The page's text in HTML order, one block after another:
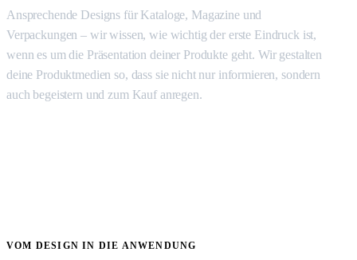
Ansprechende Designs für Kataloge, Magazine und
Verpackungen – wir wissen, wie wichtig der erste Eindruck ist,
wenn es um die Präsentation deiner Produkte geht. Wir gestalten
deine Produktmedien so, dass sie nicht nur informieren, sondern
auch begeistern und zum Kauf anregen.
VOM DESIGN IN DIE ANWENDUNG